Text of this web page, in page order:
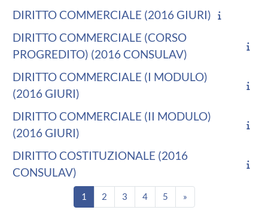
DIRITTO COMMERCIALE (2016 GIURI)
DIRITTO COMMERCIALE (CORSO
PROGREDITO) (2016 CONSULAV)
DIRITTO COMMERCIALE (I MODULO)
(2016 GIURI)
DIRITTO COMMERCIALE (II MODULO)
(2016 GIURI)
DIRITTO COSTITUZIONALE (2016
CONSULAV)
1 Pagina 1
2Pagina 2
3Pagina 3
4Pagina 4
5Pagina 5
»Pagina successiva